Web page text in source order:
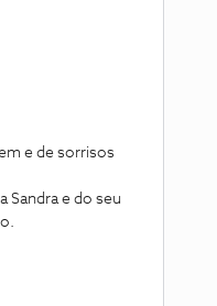
e de sorrisos
Sandra e do seu